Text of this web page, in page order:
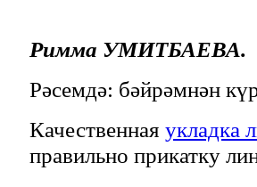
Римма УМИТБАЕВА.
Рәсемдә: бәйрәмнән
Качественная укладка
правильно прикатку